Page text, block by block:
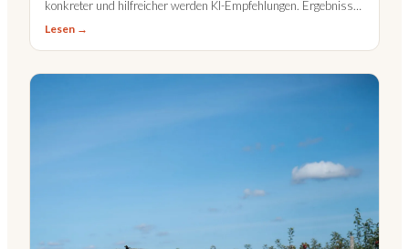
konkreter und hilfreicher werden KI-Empfehlungen. Ergebnisse
England.
Lesen →